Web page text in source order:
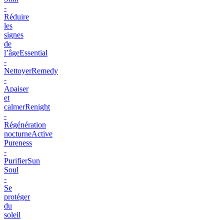
-
Réduire
les
signes
de
l’âgeEssential
-
NettoyerRemedy
-
Apaiser
et
calmerRenight
-
Régénération
nocturneActive
Pureness
-
PurifierSun
Soul
-
Se
protéger
du
soleil